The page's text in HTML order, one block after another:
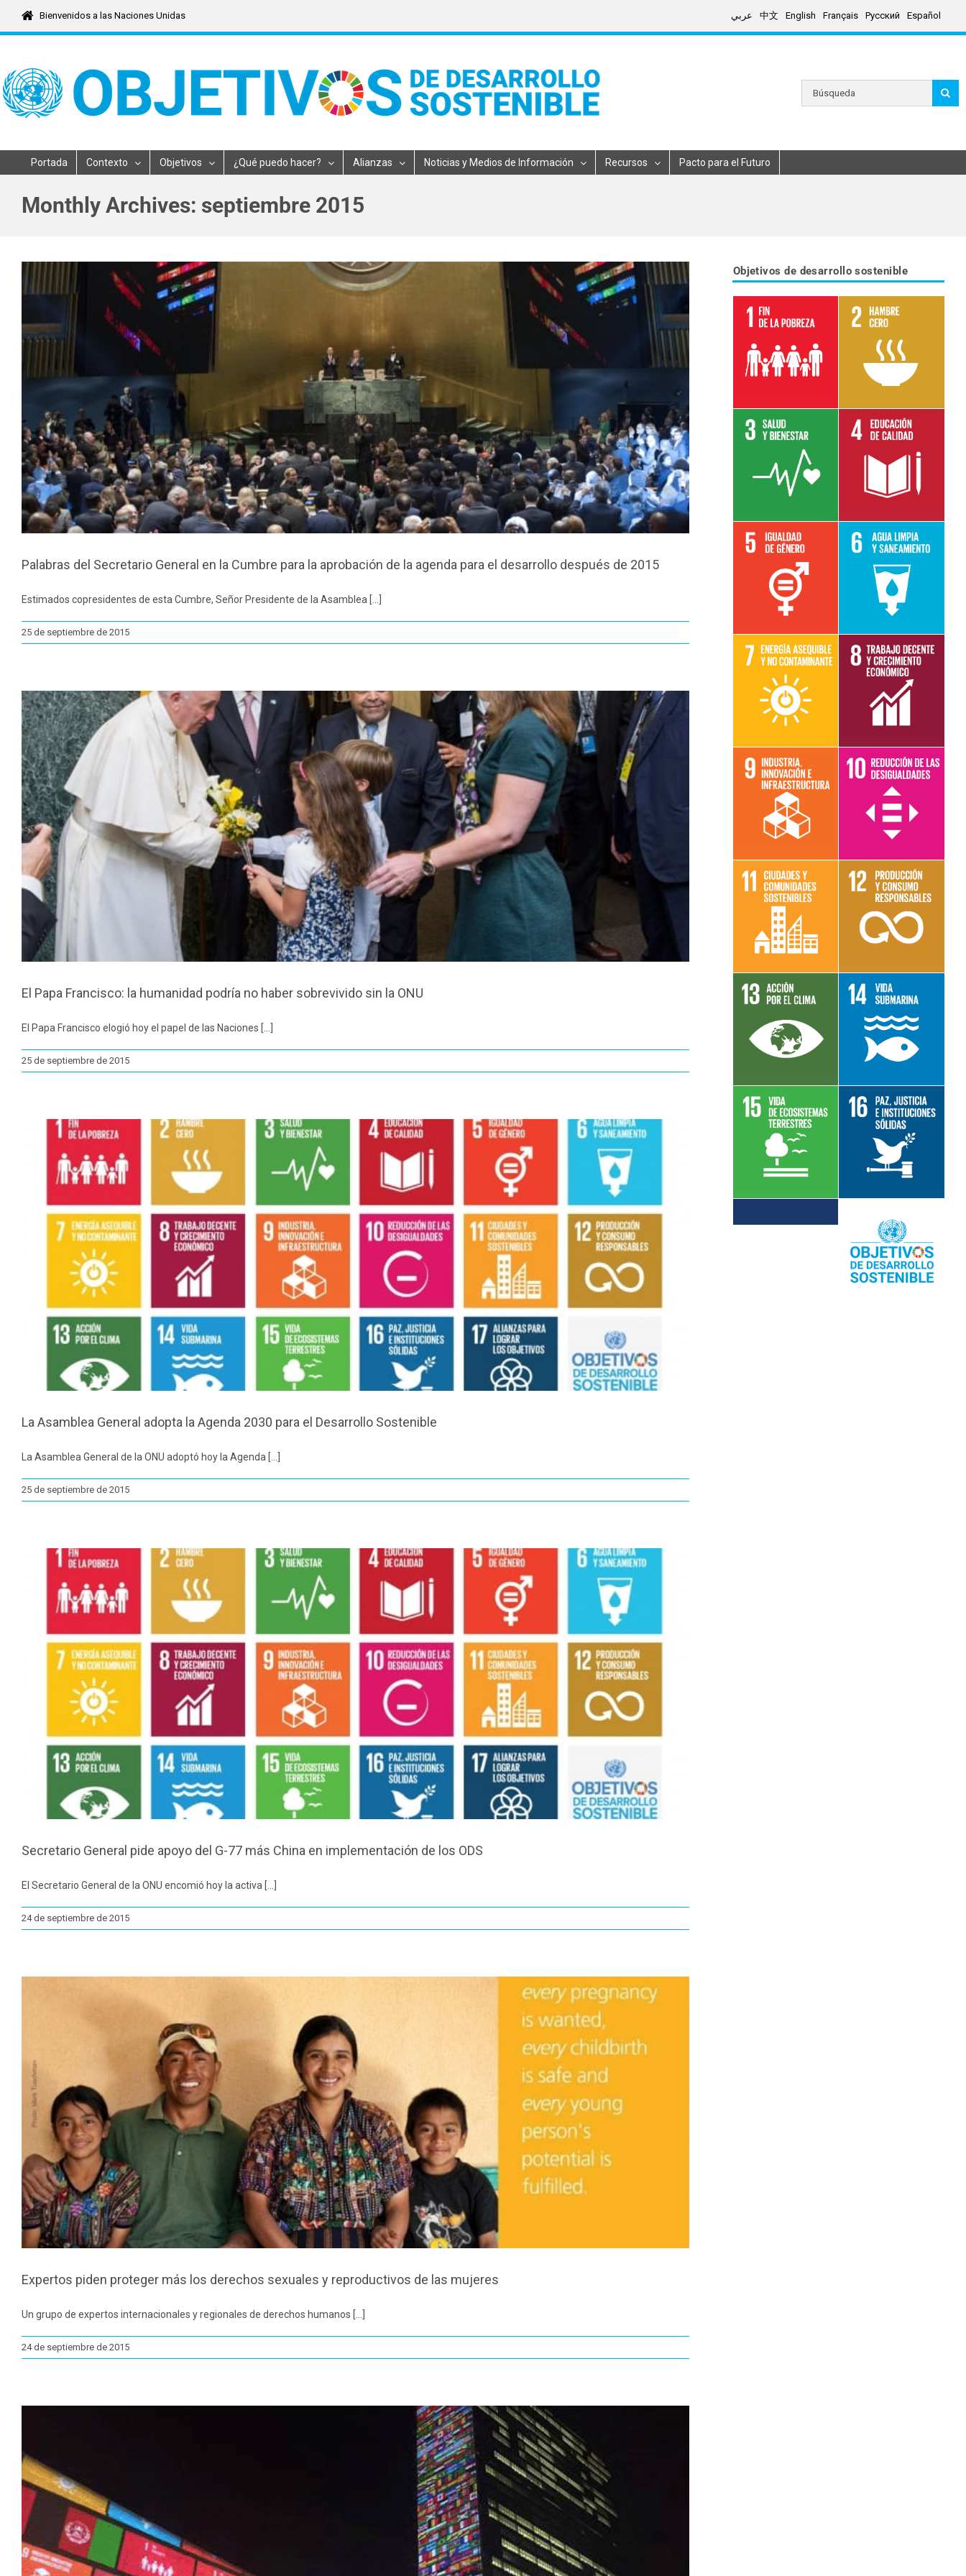
content
Bienvenidos a las Naciones Unidas عربي 中文 English Français Русский Español
for:
Portada Contexto Objetivos ¿Qué puedo hacer? Alianzas Noticias y Medios de Información Recursos Pacto para el Futuro
Monthly Archives: septiembre 2015
Palabras del Secretario General en la Cumbre para la aprobación de la agenda para el desarrollo después de 2015
Estimados copresidentes de esta Cumbre, Señor Presidente de la Asamblea [...]
25 de septiembre de 2015
El Papa Francisco: la humanidad podría no haber sobrevivido sin la ONU
El Papa Francisco elogió hoy el papel de las Naciones [...]
25 de septiembre de 2015
La Asamblea General adopta la Agenda 2030 para el Desarrollo Sostenible
La Asamblea General de la ONU adoptó hoy la Agenda [...]
25 de septiembre de 2015
Secretario General pide apoyo del G-77 más China en implementación de los ODS
El Secretario General de la ONU encomió hoy la activa [...]
24 de septiembre de 2015
Expertos piden proteger más los derechos sexuales y reproductivos de las mujeres
Un grupo de expertos internacionales y regionales de derechos humanos [...]
24 de septiembre de 2015
Objetivos de desarrollo sostenible
Leer más sobre
el objetivo 1
Leer más sobre
el objetivo 2
Leer más sobre
el objetivo 3
Leer más sobre
Leer más sobre
el objetivo 5e
Leer más sobre
el objetivo 6
Leer más sobre
el objetivo 7
Leer más sobre
el objetivo 8
Leer más sobre
el objetivo 9
Leer más sobre
el objetivo 10
Leer más sobre
el objetivo 11
Leer más sobre
el objetivo 12
Leer más sobre
el objetivo 13
Leer más sobre
el objetivo 14
Leer más sobre
el objetivo 15
Leer más sobre
el objetivo 16
el objetivo 17
Leer más sobre
los ODS